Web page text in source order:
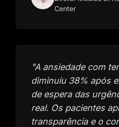
Center
"A ansiedade com
diminuiu 38% após
de espera das
real. Os pacientes
transparência e o